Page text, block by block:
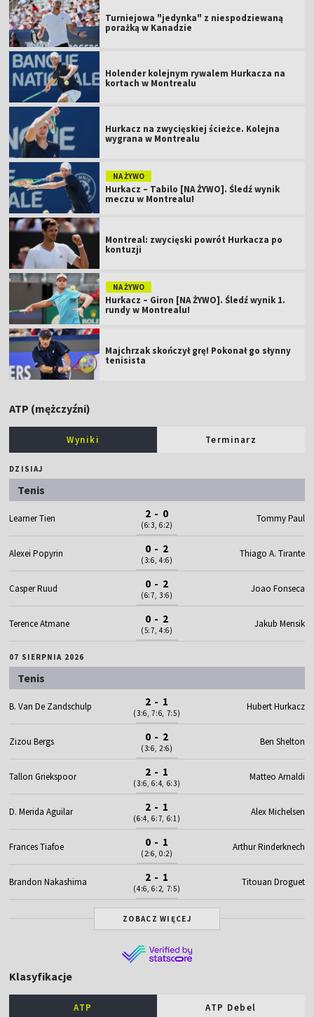
Turniejowa "jedynka" z niespodziewaną
porażką w Kanadzie
Holender kolejnym rywalem Hurkacza na
kortach w Montrealu
Hurkacz na zwycięskiej ścieżce. Kolejna
wygrana w Montrealu
NA ŻYWO
Hurkacz – Tabilo [NA ŻYWO]. Śledź wynik
meczu w Montrealu!
Montreal: zwycięski powrót Hurkacza po
kontuzji
NA ŻYWO
Hurkacz – Giron [NA ŻYWO]. Śledź wynik 1.
rundy w Montrealu!
Majchrzak skończył grę! Pokonał go słynny
tenisista
ATP (mężczyźni)
Wyniki Terminarz
DZISIAJ
Tenis
Learner Tien 2 - 0
(6:3, 6:2)
Tommy Paul
Alexei Popyrin 0 - 2
(3:6, 4:6)
Thiago A. Tirante
Casper Ruud 0 - 2
(6:7, 3:6)
Joao Fonseca
Terence Atmane 0 - 2
(5:7, 4:6)
Jakub Mensik
07 SIERPNIA 2026
Tenis
B. Van De Zandschulp 2 - 1
(3:6, 7:6, 7:5)
Hubert Hurkacz
Zizou Bergs 0 - 2
(3:6, 2:6)
Ben Shelton
Tallon Griekspoor 2 - 1
(3:6, 6:4, 6:3)
Matteo Arnaldi
D. Merida Aguilar 2 - 1
(6:4, 6:7, 6:1)
Alex Michelsen
Frances Tiafoe 0 - 1
(2:6, 0:2)
Arthur Rinderknech
Brandon Nakashima 2 - 1
(4:6, 6:2, 7:5)
Titouan Droguet
ZOBACZ WIĘCEJ
Klasyfikacje
ATP ATP Debel